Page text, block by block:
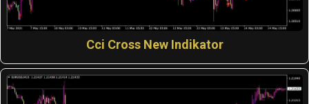
Cci Cross New Indikator